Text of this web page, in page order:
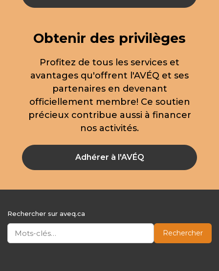
Obtenir des privilèges
Profitez de tous les services et
avantages qu'offrent l'AVÉQ et ses
partenaires en devenant
officiellement membre! Ce soutien
précieux contribue aussi à financer
nos activités.
Adhérer à l'AVÉQ
Rechercher sur aveq.ca
Rechercher